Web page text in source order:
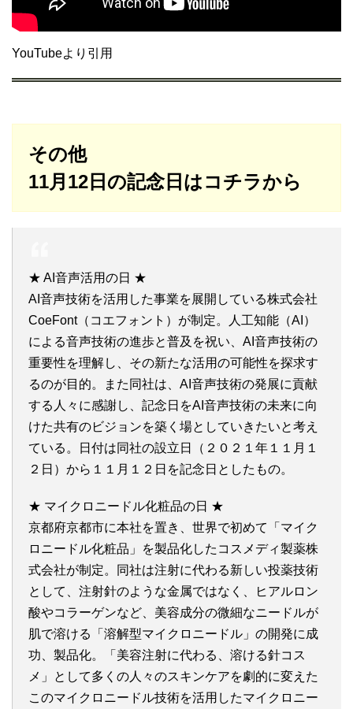
YouTubeより引用
その他
11月12日の記念日はコチラから
★ AI音声活用の日 ★
AI音声技術を活用した事業を展開している株式会社
CoeFont（コエフォント）が制定。人工知能（AI）
による音声技術の進歩と普及を祝い、AI音声技術の
重要性を理解し、その新たな活用の可能性を探求す
るのが目的。また同社は、AI音声技術の発展に貢献
する人々に感謝し、記念日をAI音声技術の未来に向
けた共有のビジョンを築く場としていきたいと考え
ている。日付は同社の設立日（２０２１年１１月１
２日）から１１月１２日を記念日としたもの。
★ マイクロニードル化粧品の日 ★
京都府京都市に本社を置き、世界で初めて「マイク
ロニードル化粧品」を製品化したコスメディ製薬株
式会社が制定。同社は注射に代わる新しい投薬技術
として、注射針のような金属ではなく、ヒアルロン
酸やコラーゲンなど、美容成分の微細なニードルが
肌で溶ける「溶解型マイクロニードル」の開発に成
功、製品化。「美容注射に代わる、溶ける針コス
メ」として多くの人々のスキンケアを劇的に変えた
このマイクロニードル技術を活用したマイクロニー